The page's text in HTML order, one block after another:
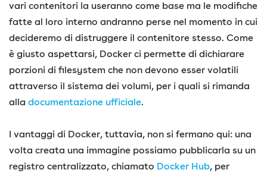
vari contenitori la useranno come base ma le modifiche
fatte al loro interno andranno perse nel momento in cui
decideremo di distruggere il contenitore stesso. Come
è giusto aspettarsi, Docker ci permette di dichiarare
porzioni di filesystem che non devono esser volatili
attraverso il sistema dei volumi, per i quali si rimanda
alla documentazione ufficiale.
I vantaggi di Docker, tuttavia, non si fermano qui: una
volta creata una immagine possiamo pubblicarla su un
registro centralizzato, chiamato Docker Hub, per